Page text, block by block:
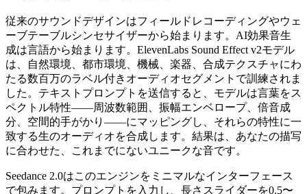
従来のサウンドデザインはフィールドレコーディングやウェ
ーブテーブルシンセサイザーから始まります。AI効果音生
成は言語から始まります。ElevenLabs Sound Effect v2モデル
は、自然環境、都市環境、機械、楽器、合成テクスチャにわ
たる数百万のラベル付きオーディオセグメントで訓練されま
した。テキストプロンプトを送信すると、モデルは言葉をス
ペクトル特性——周波数範囲、振幅エンベロープ、倍音成
分、空間的手がかり——にマッピングし、それらの特性に一
致する生のオーディオを合成します。結果は、あなたの描写
に合わせた、これまでにないユニークな音です。
Seedance 2.0はこのエンジンをミニマルなインターフェース
で包みます。プロンプトを入力し、長さスライダーを0.5〜